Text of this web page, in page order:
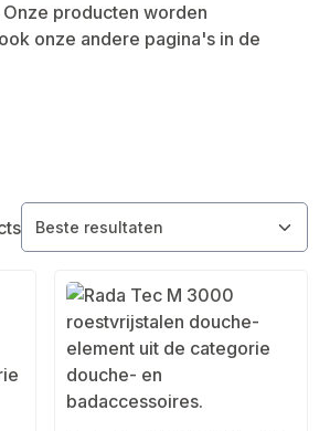
producten worden
onze andere pagina's in de